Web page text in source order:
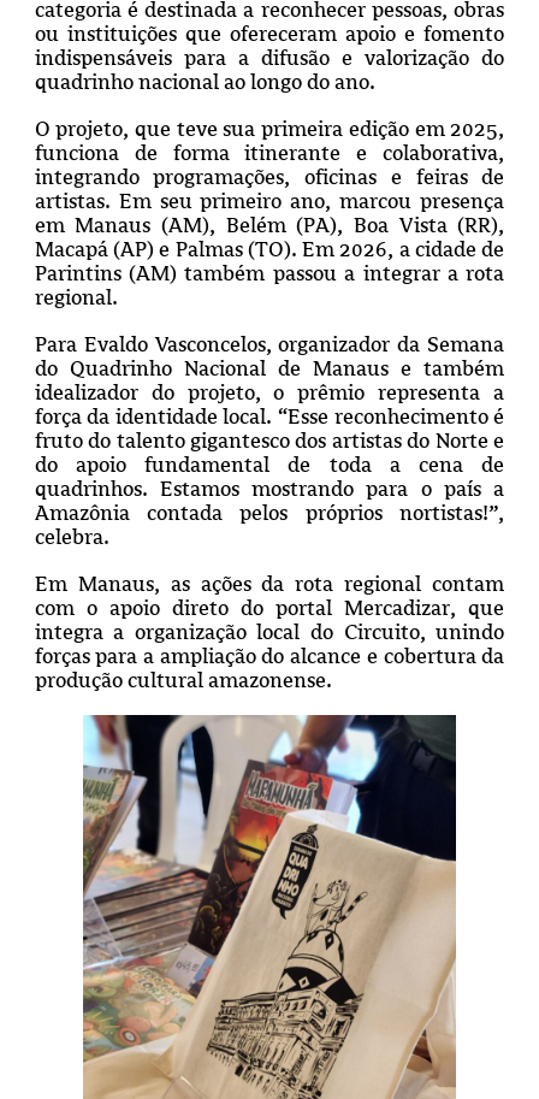
categoria é destinada a reconhecer pessoas, obras
ou instituições que ofereceram apoio e fomento
indispensáveis para a difusão e valorização do
quadrinho nacional ao longo do ano.
O projeto, que teve sua primeira edição em 2025,
funciona de forma itinerante e colaborativa,
integrando programações, oficinas e feiras de
artistas. Em seu primeiro ano, marcou presença
em Manaus (AM), Belém (PA), Boa Vista (RR),
Macapá (AP) e Palmas (TO). Em 2026, a cidade de
Parintins (AM) também passou a integrar a rota
regional.
Para Evaldo Vasconcelos, organizador da Semana
do Quadrinho Nacional de Manaus e também
idealizador do projeto, o prêmio representa a
força da identidade local. “Esse reconhecimento é
fruto do talento gigantesco dos artistas do Norte e
do apoio fundamental de toda a cena de
quadrinhos. Estamos mostrando para o país a
Amazônia contada pelos próprios nortistas!”,
celebra.
Em Manaus, as ações da rota regional contam
com o apoio direto do portal Mercadizar, que
integra a organização local do Circuito, unindo
forças para a ampliação do alcance e cobertura da
produção cultural amazonense.